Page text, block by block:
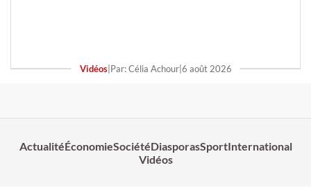
Vidéos| Par: Célia Achour| 6 août 2026
ActualitéÉconomieSociétéDiasporasSportInternational
Vidéos